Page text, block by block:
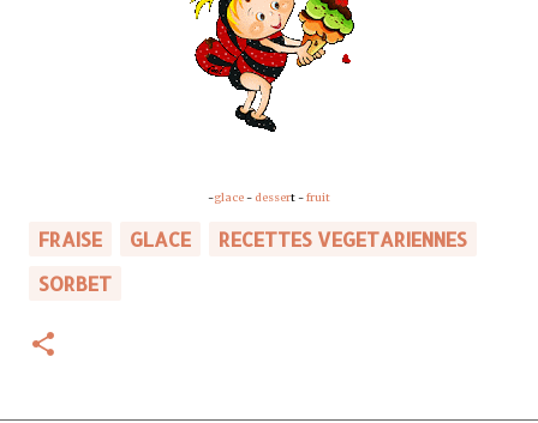
-glace- dessert -fruit
FRAISE GLACE
RECETTES VEGETARIENNES
SORBET